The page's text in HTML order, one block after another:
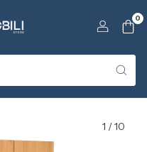
0
1 /10